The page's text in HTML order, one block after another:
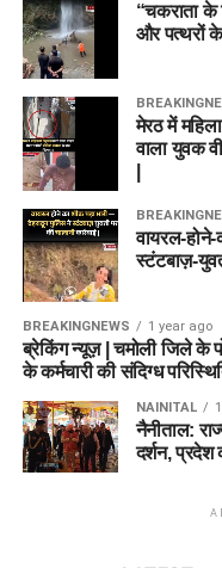
“चकराता के
और पत्थरों
मेरठ में
वाला युवक
वायरल-
स्टंटबाज़-
BREAKINGNEWS 1 year ago
ब्रेकिंग न्यूज़ | चमोली जिले के
के कर्मचारी की संदिग्ध
NAINITAL
नैनीताल:
दर्शन,